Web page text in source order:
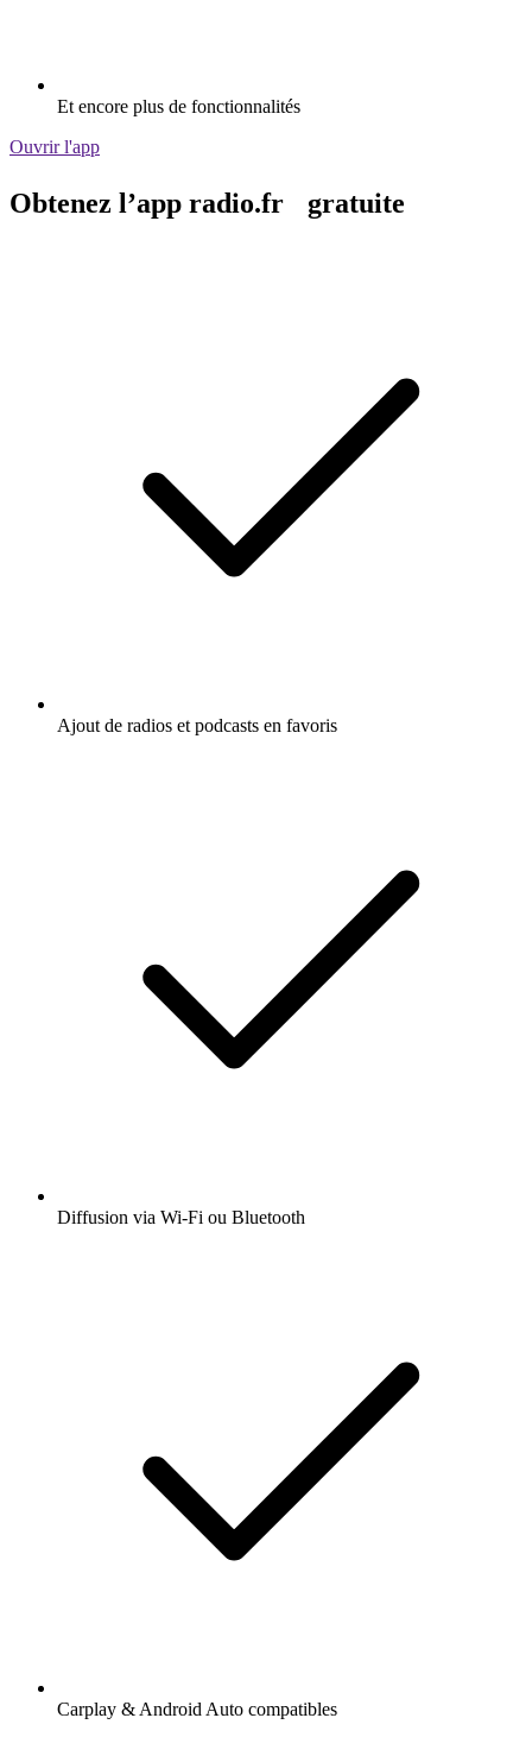
Et encore plus de fonctionnalités
Ouvrir l'app
Obtenez l’app radio.fr gratuite
Ajout de radios et podcasts en favoris
Diffusion via Wi-Fi ou Bluetooth
Carplay & Android Auto compatibles